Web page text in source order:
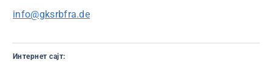
info@gksrbfra.de
Интернет сајт: